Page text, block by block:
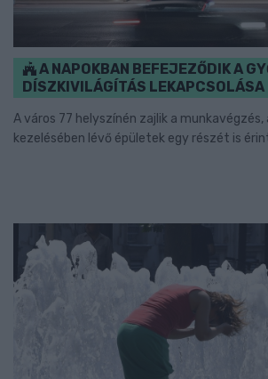
A NAPOKBAN BEFEJEZŐDIK A
DÍSZKIVILÁGÍTÁS LEKAPCSOLÁSA
A város 77 helyszínén zajlik a munkavégzés,
kezelésében lévő épületek egy részét is